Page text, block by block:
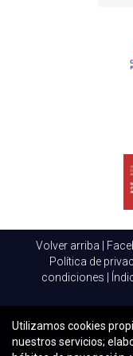
competitivo y en
y nutrir tu red, y
nuevos horizontes.
solo es necesario
aprovechar las
Volver arriba
Política de
condiciones
Utilizamos cookies
nuestros servicios;